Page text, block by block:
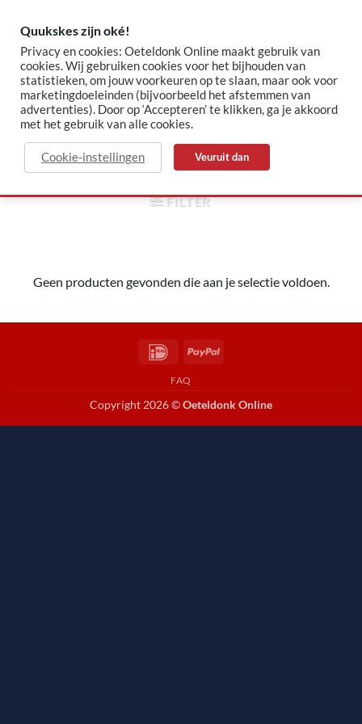
content
✓ Sinds 2015 jouw Oeteldonk-shop ✓ Veilig betalen via Mollie
voorkruipen
HOME / PRODUCTEN GETAGGED “VOORKRUIPEN”
FILTER
Geen producten gevonden die aan je selectie voldoen.
IDeal PayPal
FAQ
Copyright 2026 ©Oeteldonk Online
Quukskes zijn oké!
Privacy en cookies: Oeteldonk Online maakt gebruik van
cookies. Wij gebruiken cookies voor het bijhouden van
statistieken, om jouw voorkeuren op te slaan, maar ook voor
marketingdoeleinden (bijvoorbeeld het afstemmen van
advertenties). Door op ‘Accepteren’ te klikken, ga je akkoord
met het gebruik van alle cookies.
Cookie-instellingen Veuruit dan